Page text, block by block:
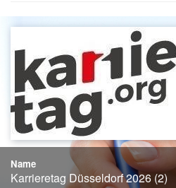
Name
Karrieretag Düsseldorf 2026 (2)